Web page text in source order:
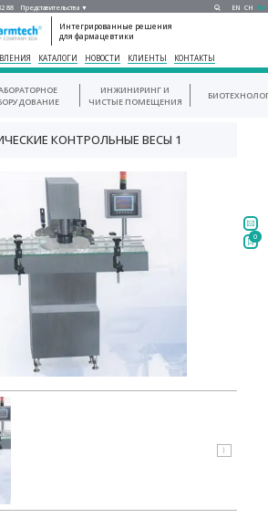
88 Представительства ▼ EN CH RU
Интегрированные решения
для фармацевтики
КАТАЛОГИ НОВОСТИ КЛИЕНТЫ КОНТАКТЫ
ИНЖИНИРИНГ И
ЧИСТЫЕ ПОМЕЩЕНИЯ
КОНТРОЛЬНЫЕ ВЕСЫ 1
0